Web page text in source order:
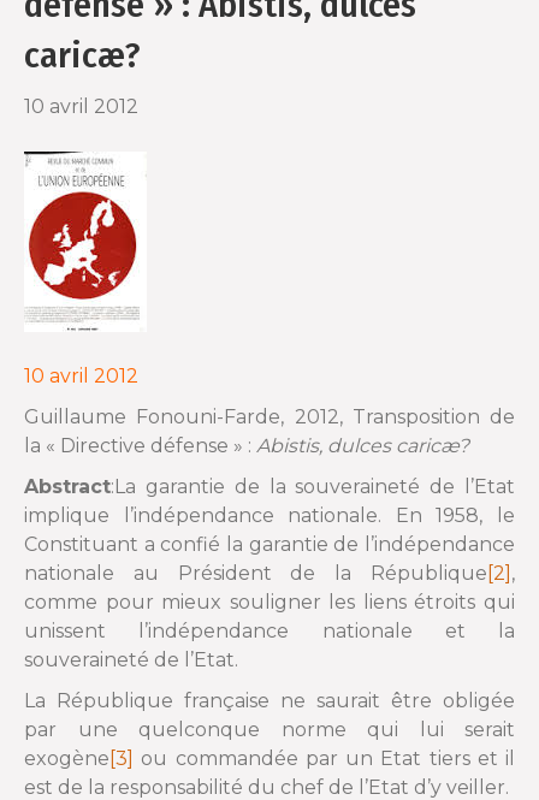
o
r
caricæ?
10 avril 2012
10 avril 2012
Guillaume Fonouni-Farde, 2012, Transposition de
la « Directive défense » : Abistis, dulces caricæ?
Abstract:La garantie de la souveraineté de l’Etat
implique l’indépendance nationale. En 1958, le
Constituant a confié la garantie de l’indépendance
nationale au Président de la République [2] ,
comme pour mieux souligner les liens étroits qui
unissent l’indépendance nationale et la
souveraineté de l’Etat.
La République française ne saurait être obligée
par une quelconque norme qui lui serait
exogène [3] ou commandée par un Etat tiers et il
est de la responsabilité du chef de l’Etat d’y veiller.